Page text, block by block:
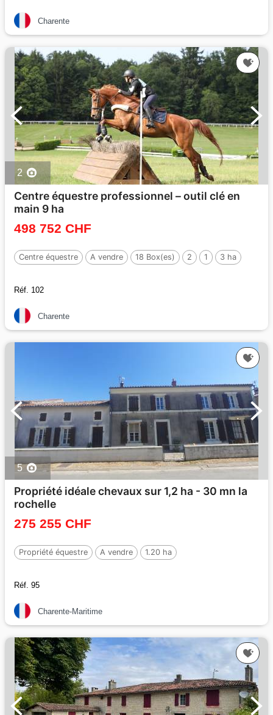
Charente
2
Centre équestre professionnel – outil clé en
main 9 ha
498 752 CHF
Centre équestre A vendre 18 Box(es) 2 1 3 ha
Réf. 102
Charente
5
Propriété idéale chevaux sur 1,2 ha - 30 mn la
rochelle
275 255 CHF
Propriété équestre A vendre 1.20 ha
Réf. 95
Charente-Maritime